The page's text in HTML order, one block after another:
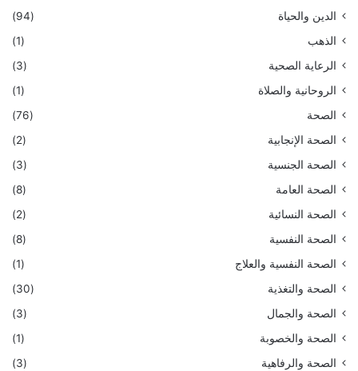
الدين والحياة
(94)
الذهب
(1)
الرعاية الصحية
(3)
الروحانية والصلاة
(1)
الصحة
(76)
الصحة الإنجابية
(2)
الصحة الجنسية
(3)
الصحة العامة
(8)
الصحة النسائية
(2)
الصحة النفسية
(8)
الصحة النفسية والعلاج
(1)
الصحة والتغذية
(30)
الصحة والجمال
(3)
الصحة والخصوبة
(1)
الصحة والرفاهية
(3)